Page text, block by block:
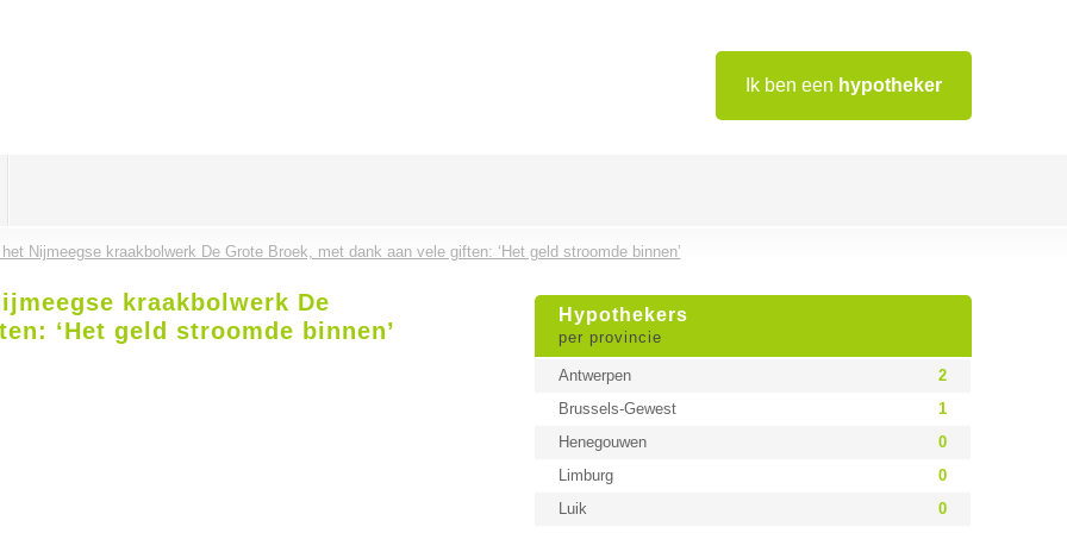
Ik ben een hypotheker
Nijmeegse kraakbolwerk De Grote Broek, met dank aan vele giften: ‘Het geld stroomde binnen’
Hypothekers
per provincie
Antwerpen
2
Brussels-Gewest
1
Henegouwen
0
Limburg
0
Luik
0
kraakbolwerk De
‘Het geld stroomde binnen’